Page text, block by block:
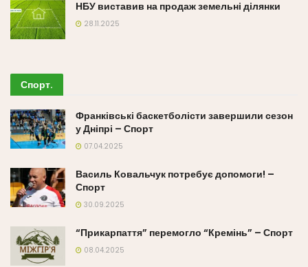
НБУ виставив на продаж земельні ділянки
28.11.2025
Спорт.
Франківські баскетболісти завершили сезон
у Дніпрі – Спорт
07.04.2025
Василь Ковальчук потребує допомоги! –
Спорт
30.09.2025
“Прикарпаття” перемогло “Кремінь” – Спорт
08.04.2025